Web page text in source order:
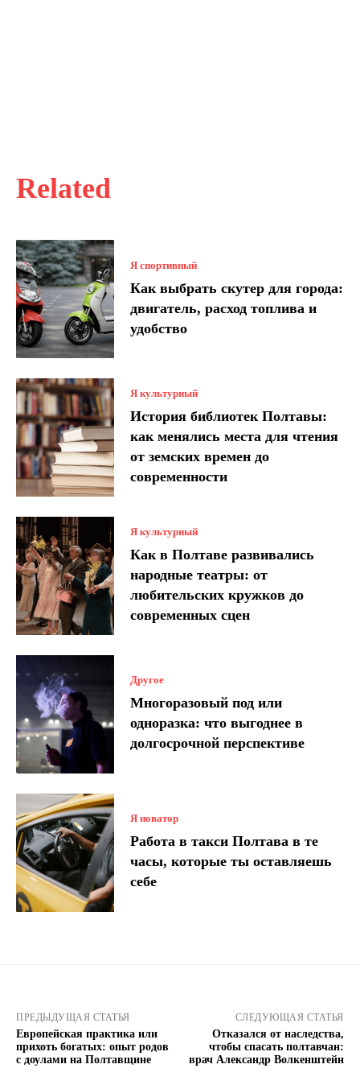
Related
Я спортивный
Как выбрать скутер для города:
двигатель, расход топлива и
удобство
Я культурный
История библиотек Полтавы:
как менялись места для чтения
от земских времен до
современности
Я культурный
Как в Полтаве развивались
народные театры: от
любительских кружков до
современных сцен
Другое
Многоразовый под или
одноразка: что выгоднее в
долгосрочной перспективе
Я новатор
Работа в такси Полтава в те
часы, которые ты оставляешь
себе
ПРЕДЫДУЩАЯ СТАТЬЯ
Европейская практика или
прихоть богатых: опыт родов
с доулами на Полтавщине
СЛЕДУЮЩАЯ СТАТЬЯ
Отказался от наследства,
чтобы спасать полтавчан:
врач Александр Волкенштейн